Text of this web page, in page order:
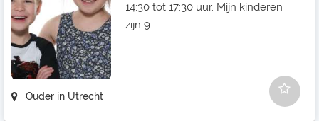
Ouder in Utrecht
14:30 tot 17:30 uur. Mijn kinderen
zijn 9...